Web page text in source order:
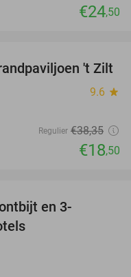
€24,50
52%
't Zilt
9.6 star
Regulier €38,35
€18,50
en 3-